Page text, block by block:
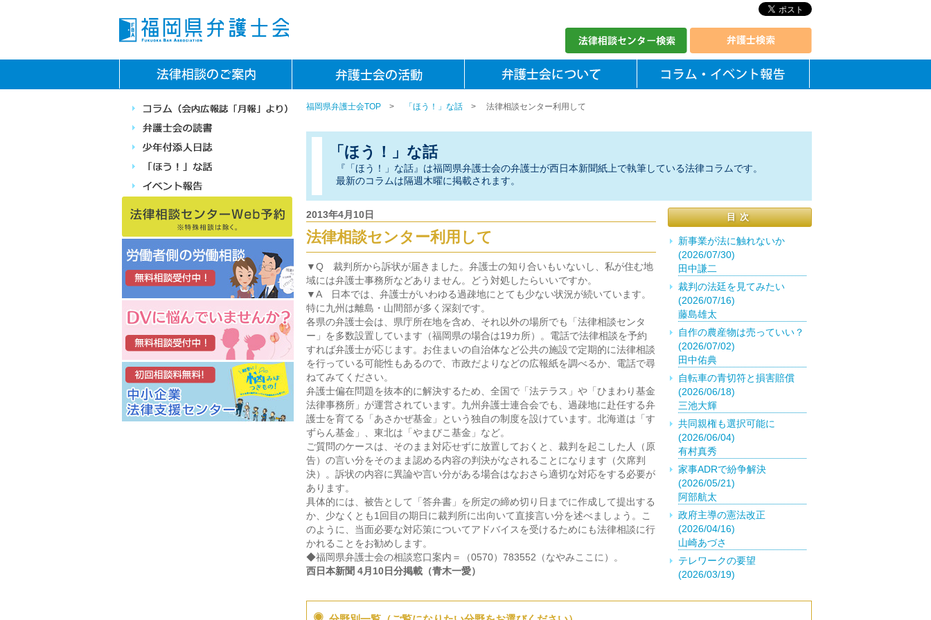
福岡県弁護士会TOP > 「ほう！」な話 > 法律相談センター利用して
「ほう！」な話
『「ほう！」な話』は福岡県弁護士会の弁護士が西日本新聞紙上で執筆している法律コラムです。
最新のコラムは隔週木曜に掲載されます。
2013年4月10日
法律相談センター利用して
▼Q 裁判所から訴状が届きました。弁護士の知り合いもいないし、私が住む地
域には弁護士事務所などありません。どう対処したらいいですか。
▼A 日本では、弁護士がいわゆる過疎地にとても少ない状況が続いています。
特に九州は離島・山間部が多く深刻です。
各県の弁護士会は、県庁所在地を含め、それ以外の場所でも「法律相談センタ
ー」を多数設置しています（福岡県の場合は19カ所）。電話で法律相談を予約
すれば弁護士が応じます。お住まいの自治体など公共の施設で定期的に法律相談
を行っている可能性もあるので、市政だよりなどの広報紙を調べるか、電話で尋
ねてみてください。
弁護士偏在問題を抜本的に解決するため、全国で「法テラス」や「ひまわり基金
法律事務所」が運営されています。九州弁護士連合会でも、過疎地に赴任する弁
護士を育てる「あさかぜ基金」という独自の制度を設けています。北海道は「す
ずらん基金」、東北は「やまびこ基金」など。
ご質問のケースは、そのまま対応せずに放置しておくと、裁判を起こした人（原
告）の言い分をそのまま認める内容の判決がなされることになります（欠席判
決）。訴状の内容に異論や言い分がある場合はなおさら適切な対応をする必要が
あります。
具体的には、被告として「答弁書」を所定の締め切り日までに作成して提出する
か、少なくとも1回目の期日に裁判所に出向いて直接言い分を述べましょう。こ
のように、当面必要な対応策についてアドバイスを受けるためにも法律相談に行
かれることをお勧めします。
◆福岡県弁護士会の相談窓口案内＝（0570）783552（なやみここに）。
西日本新聞 4月10日分掲載（青木一愛）
目次
新事業が法に触れないか
(2026/07/30)
田中謙二
裁判の法廷を見てみたい
(2026/07/16)
藤島雄太
自作の農産物は売っていい？
(2026/07/02)
田中佑典
自転車の青切符と損害賠償
(2026/06/18)
三池大輝
共同親権も選択可能に
(2026/06/04)
有村真秀
家事ADRで紛争解決
(2026/05/21)
阿部航太
政府主導の憲法改正
(2026/04/16)
山崎あづさ
テレワークの要望
(2026/03/19)